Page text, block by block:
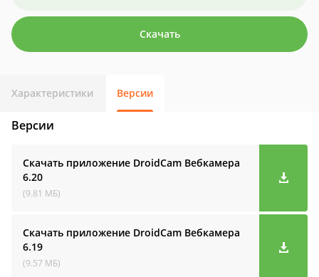
Скачать
Характеристики Версии
Версии
Скачать приложение DroidCam Вебкамера
6.20
(9.81 МБ)
Скачать приложение DroidCam Вебкамера
6.19
(9.57 МБ)